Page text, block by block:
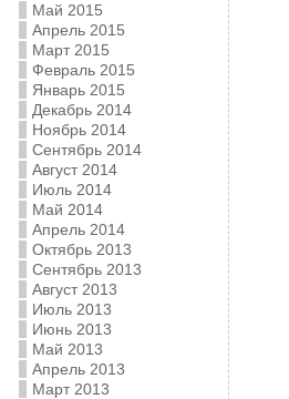
Май 2015
Апрель 2015
Март 2015
Февраль 2015
Январь 2015
Декабрь 2014
Ноябрь 2014
Сентябрь 2014
Август 2014
Июль 2014
Май 2014
Апрель 2014
Октябрь 2013
Сентябрь 2013
Август 2013
Июль 2013
Июнь 2013
Май 2013
Апрель 2013
Март 2013